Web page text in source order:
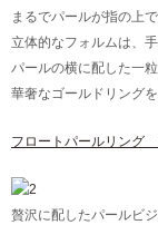
まるでパールが指の上
立体的なフォルムは、
パールの横に配した一
華奢なゴールドリング
フロートパールリン
贅沢に配したパールビ